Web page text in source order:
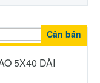
Cần bán
5X40 DÀI